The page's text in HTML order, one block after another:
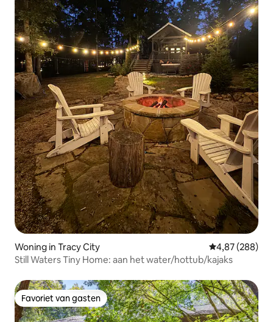
Woning in Tracy City Gemiddelde
4,87 (288)
Still Waters Tiny Home: aan het water/hottub/kajaks
Favoriet van gasten
Favoriet van gasten